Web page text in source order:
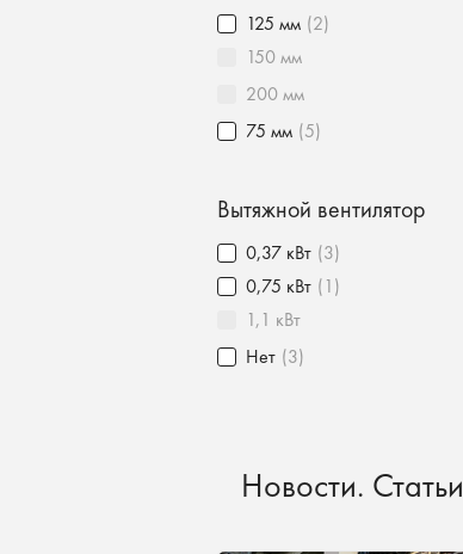
125 мм (2)
150 мм
200 мм
75 мм (5)
Вытяжной вентилятор
0,37 кВт (3)
0,75 кВт (1)
1,1 кВт
Нет (3)
Новости. Статьи